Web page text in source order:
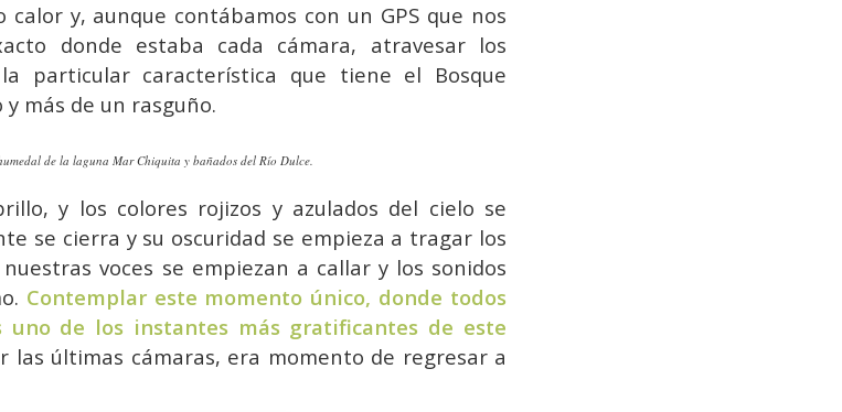
y, aunque contábamos con un GPS que nos
donde estaba cada cámara, atravesar los
particular característica que tiene el Bosque
más de un rasguño.
de la laguna Mar Chiquita y bañados del Río Dulce.
y los colores rojizos y azulados del cielo se
se cierra y su oscuridad se empieza a tragar los
voces se empiezan a callar y los sonidos
Contemplar este momento único, donde todos
uno de los instantes más gratificantes de este
las últimas cámaras, era momento de regresar a